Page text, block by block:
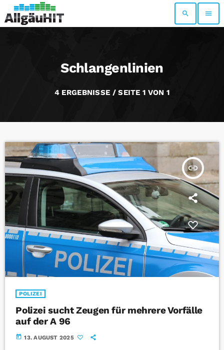
search menu
Schlangenlinien
4 ERGEBNISSE / SEITE 1 VON 1
insert_link
POLIZEI
Polizei sucht Zeugen für mehrere Vorfälle
auf der A 96
today 13. AUGUST 2025